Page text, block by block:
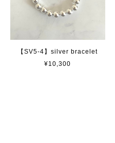
【SV5-4】silver bracelet
¥10,300